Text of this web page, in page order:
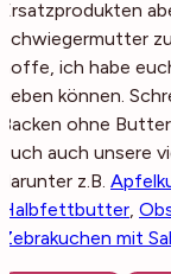
Ersatzprodukten
Schwiegermutter
hoffe, ich habe
geben können.
Backen ohne
euch auch unsere
darunter z.B.
Halbfettbutter,
Zebrakuchen mit